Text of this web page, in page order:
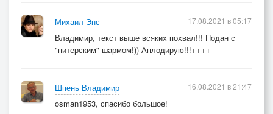
Михаил Энс
Владимир, текст выше всяких похвал!!! Подан с
"питерским" шармом!)) Аплодирую!!!++++
17.08.2021 в 05:17
Шпень Владимир
osman1953, спасибо большое!
16.08.2021 в 21:47